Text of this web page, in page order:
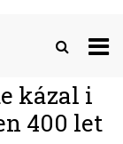
kázal i
400 let